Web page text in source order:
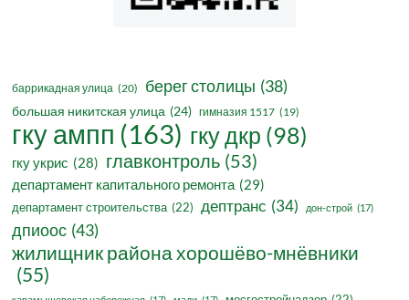
баррикадная улица (20) берег столицы (38)
большая никитская улица (24) гимназия 1517 (19)
гку ампп (163) гку дкр (98)
гку укрис (28) главконтроль (53)
департамент капитального ремонта (29)
департамент строительства (22) дептранс (34) дон-строй (17)
дпиоос (43)
жилищник района хорошёво-мнёвники
(55)